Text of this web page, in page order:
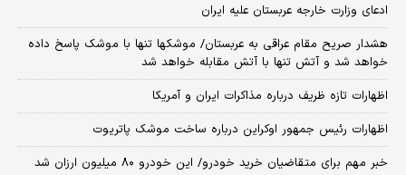
ادعای وزارت خارجه عربستان علیه ایران
هشدار صریح مقام عراقی به عربستان/ موشکها تنها با موشک پاسخ داده
خواهد شد و آتش تنها با آتش مقابله خواهد شد
اظهارات تازه ظریف درباره مذاکرات ایران و آمریکا
اظهارات رئیس جمهور اوکراین درباره ساخت موشک پاتریوت
خبر مهم برای متقاضیان خرید خودرو/ این خودرو ۸۰ میلیون ارزان شد